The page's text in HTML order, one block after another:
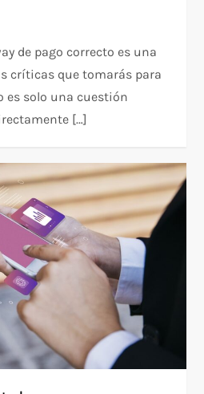
de pago correcto es una
críticas que tomarás para
es solo una cuestión
[…]